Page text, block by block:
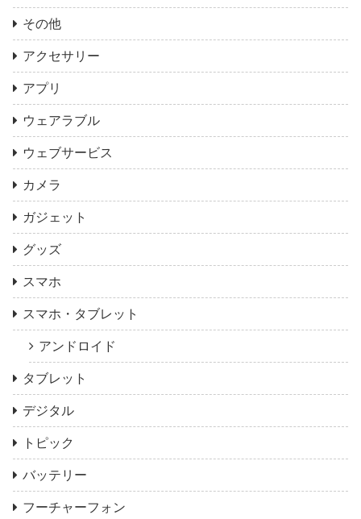
その他
アクセサリー
アプリ
ウェアラブル
ウェブサービス
カメラ
ガジェット
グッズ
スマホ
スマホ・タブレット
アンドロイド
タブレット
デジタル
トピック
バッテリー
フーチャーフォン